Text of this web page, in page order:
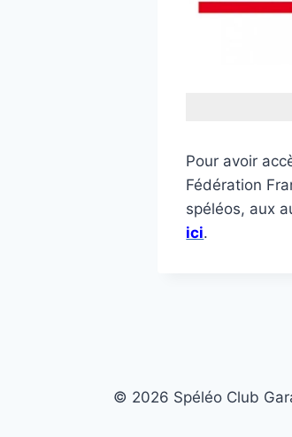
Pour avoir
Fédération
spéléos, aux
ici.
© 2026 Spéléo Club